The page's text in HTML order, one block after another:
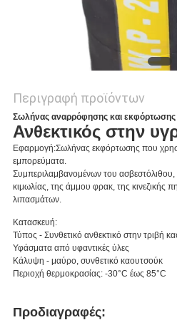
Περιγραφή προϊόντων
Σωλήνας αναρρόφησης και εκφόρτωσης
Ανθεκτικός στην
Εφαρμογή:Σωλήνας εκφόρτωσης που
εμπορεύματα.
Συμπεριλαμβανομένων του ασβεστόλιθου,
κιμωλίας, της άμμου φρακ, της κινεζικής
λιπασμάτων.
Κατασκευή:
Τύπος - Συνθετικό ανθεκτικό στην τριβή
Υφάσματα από υφαντικές ύλες
Κάλυψη - μαύρο, συνθετικό καουτσούκ
Περιοχή θερμοκρασίας: -30°C έως 85°C
Προδιαγραφές: